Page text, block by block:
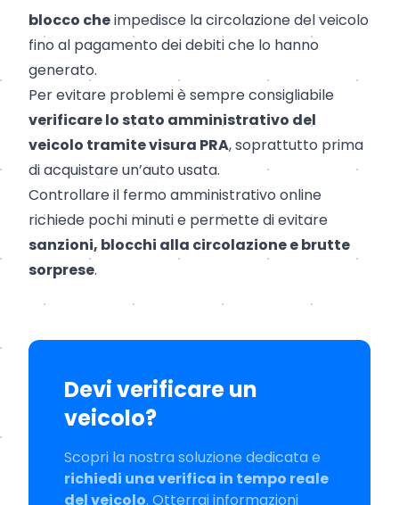
blocco cheimpedisce la circolazione del veicolo
fino al pagamento dei debiti che lo hanno
generato.
Per evitare problemi è sempre consigliabile
verificare lo stato amministrativo del
veicolo tramite visura PRA, soprattutto prima
di acquistare un’auto usata.
Controllare il fermo amministrativo online
richiede pochi minuti e permette di evitare
sanzioni, blocchi alla circolazione e brutte
sorprese.
Devi verificare un
veicolo?
Scopri la nostra soluzione dedicata e
richiedi una verifica in tempo reale
del veicolo. Otterrai informazioni